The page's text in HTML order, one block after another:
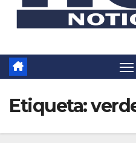
Etiqueta: